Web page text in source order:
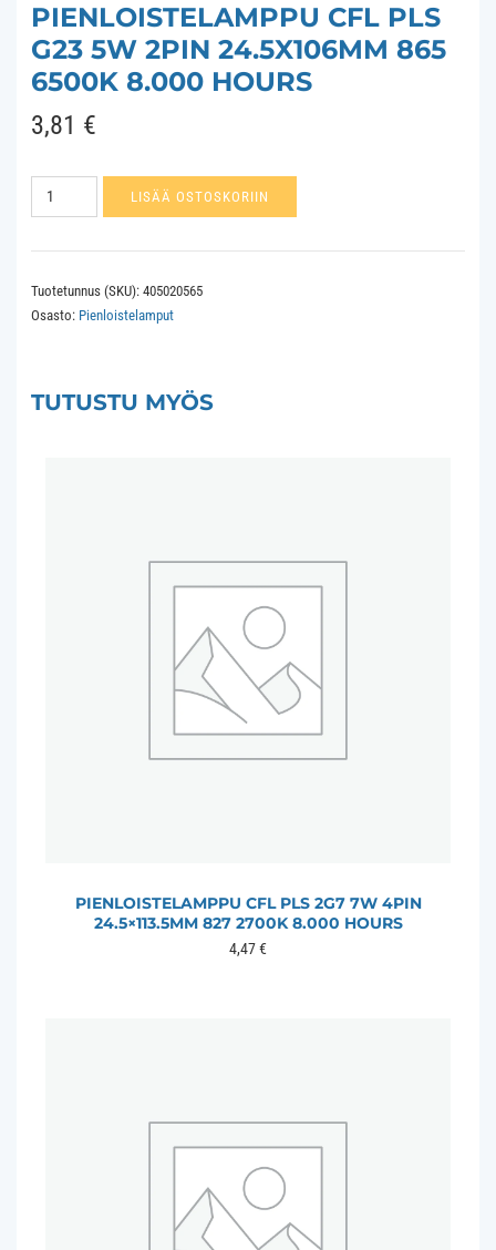
PIENLOISTELAMPPU CFL PLS
G23 5W 2PIN 24.5X106MM 865
6500K 8.000 HOURS
3,81 €
Pienloistelamppu
CFL
5W
2Pin
6500K
LISÄÄ OSTOSKORIIN
Tuotetunnus (SKU): 405020565
Osasto: Pienloistelamput
TUTUSTU MYÖS
PIENLOISTELAMPPU CFL PLS 2G7 7W 4PIN
24.5×113.5MM 827 2700K 8.000 HOURS
4,47€